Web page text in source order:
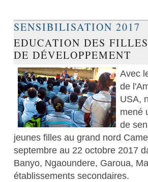
SENSIBILISATION 2017
EDUCATION DES
DE DÉVELOPPEMENT
Avec
de
USA,
mené
de
jeunes filles au grand nord
septembre au 22 octobre 2017
Banyo, Ngaoundere, Garoua,
établissements secondaires.